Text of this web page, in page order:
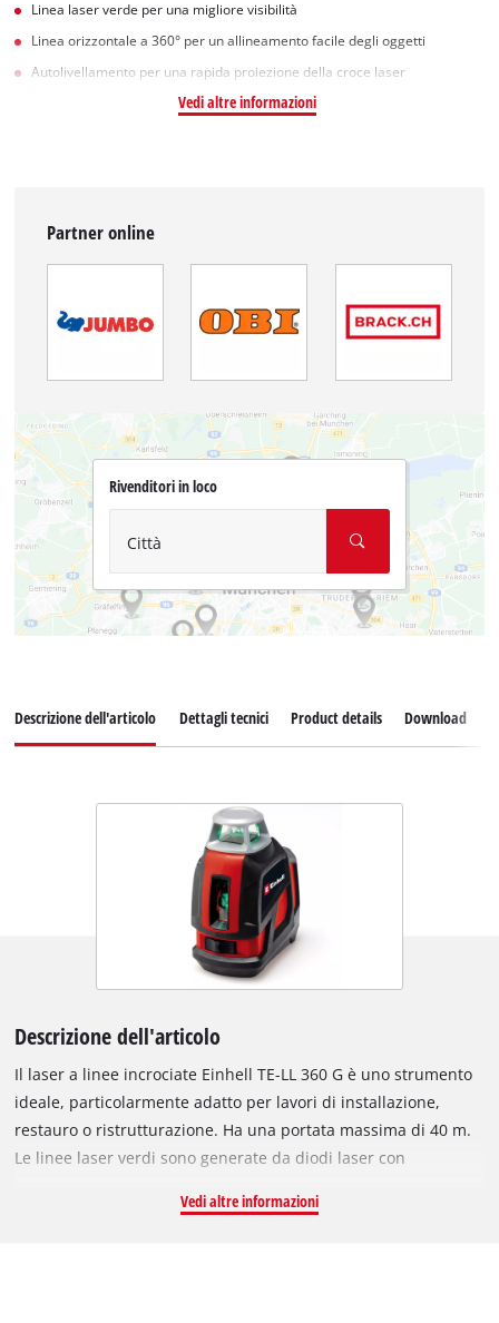
Linea laser verde per una migliore visibilità
Linea orizzontale a 360° per un allineamento facile degli oggetti
Autolivellamento per una rapida proiezione della croce laser
Vedi altre informazioni
Partner online
Rivenditori in loco
Città
Descrizione dell'articolo Dettagli tecnici Product details Download
Descrizione dell'articolo
Il laser a linee incrociate Einhell TE-LL 360 G è uno strumento
ideale, particolarmente adatto per lavori di installazione,
restauro o ristrutturazione. Ha una portata massima di 40 m.
Le linee laser verdi sono generate da diodi laser con
alla classe laser II. L'accuratezza dello strumento è di 0,5
Vedi altre informazioni